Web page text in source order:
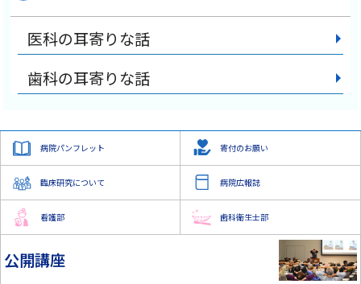
医科の耳寄りな話
歯科の耳寄りな話
病院パンフレット 寄付のお願い
臨床研究について 病院広報誌
看護部 歯科衛生士部
公開講座